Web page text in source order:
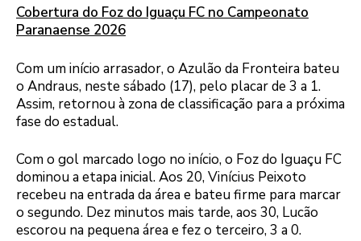
Cobertura do Foz do Iguaçu FC no Campeonato
Paranaense 2026
Com um início arrasador, o Azulão da Fronteira bateu
o Andraus, neste sábado (17), pelo placar de 3 a 1.
Assim, retornou à zona de classificação para a próxima
fase do estadual.
Com o gol marcado logo no início, o Foz do Iguaçu FC
dominou a etapa inicial. Aos 20, Vinícius Peixoto
recebeu na entrada da área e bateu firme para marcar
o segundo. Dez minutos mais tarde, aos 30, Lucão
escorou na pequena área e fez o terceiro, 3 a 0.